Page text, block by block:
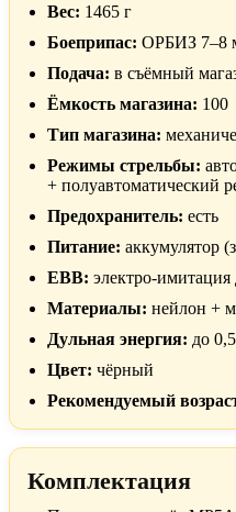
Вес: 1465 г
Боеприпас: ОРБИЗ 7–8
Подача: в съёмный
Ёмкость магазина: 100
Тип магазина:
Режимы стрельбы:
+ полуавтоматический
Предохранитель: есть
Питание: аккумулятор
EBB: электро-имитация
Материалы: нейлон +
Дульная энергия: до
Цвет: чёрный
Рекомендуемый
Комплектация